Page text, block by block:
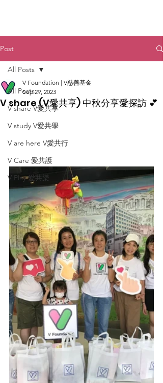
Post
All Posts
V share V愛共享
V study V愛共學
V are here V愛共行
V Care 愛共護
V Play 愛共樂
All Posts
V share (V愛共享) 中秋分享愛探訪 💕
V Foundation | V慈善基金
Sep 29, 2023